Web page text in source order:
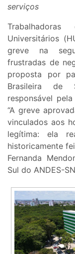
serviços
Universitários
greve na
frustradas de
proposta por
Brasileira de
responsável
“A greve
vinculados aos
legítima: ela
historicamente
Fernanda
Sul do ANDES-